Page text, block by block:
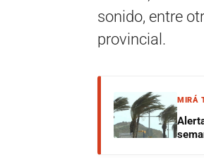
sonido, entre
provincial.
MIRÁ